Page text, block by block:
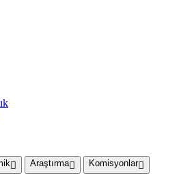
Araştırma Komisyonlar